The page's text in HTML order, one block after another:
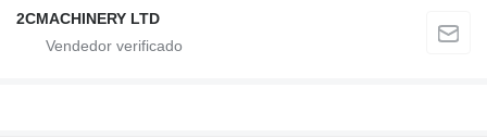
2CMACHINERY LTD